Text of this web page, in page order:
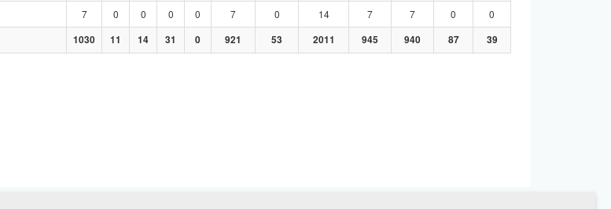
7 0 0 0 0 7 0 14 7 7 0
0
1030 11 14 31 0 921 53 2011 945 940 87 39